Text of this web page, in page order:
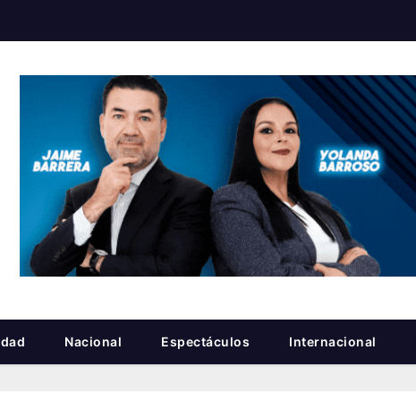
Nacional Espectáculos Internacional